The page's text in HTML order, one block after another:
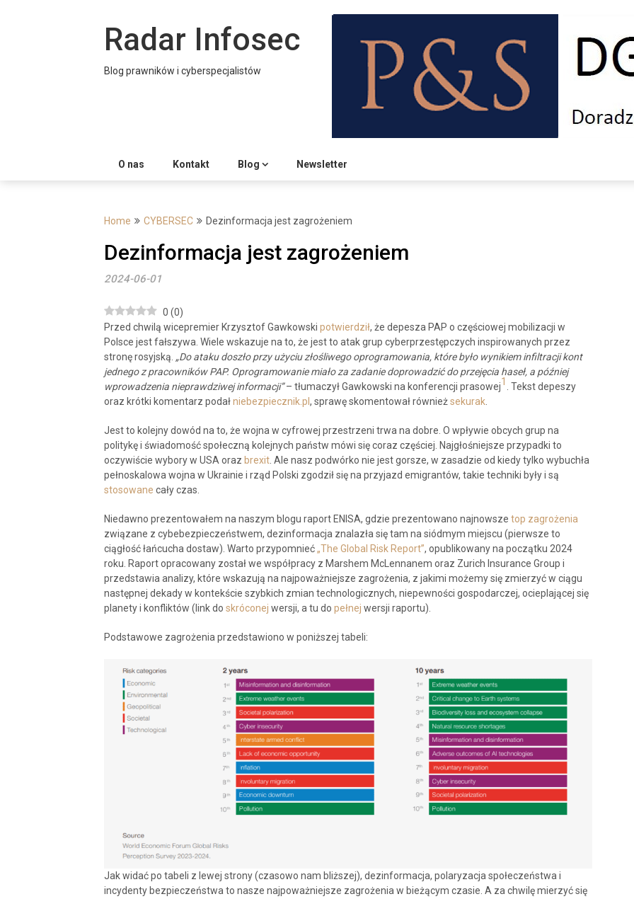
Radar Infosec
Blog prawników i cyberspecjalistów
O nas Kontakt Blog Newsletter
Home CYBERSEC Dezinformacja jest zagrożeniem
Dezinformacja jest zagrożeniem
2024-06-01
0 (0)
Przed chwilą wicepremier Krzysztof Gawkowski potwierdził, że depesza PAP o częściowej mobilizacji w
Polsce jest fałszywa. Wiele wskazuje na to, że jest to atak grup cyberprzestępczych inspirowanych przez
stronę rosyjską. „Do ataku doszło przy użyciu złośliwego oprogramowania, które było wynikiem infiltracji kont
jednego z pracowników PAP. Oprogramowanie miało za zadanie doprowadzić do przejęcia haseł, a później
wprowadzenia nieprawdziwej informacji”– tłumaczył Gawkowski na konferencji prasowej1
. Tekst depeszy
oraz krótki komentarz podałniebezpiecznik.pl , sprawę skomentował równieżsekurak
Jest to kolejny dowód na to, że wojna w cyfrowej przestrzeni trwa na dobre. O wpływie obcych grup na
politykę i świadomość społeczną kolejnych państw mówi się coraz częściej. Najgłośniejsze przypadki to
oczywiście wybory w USA oraz brexit . Ale nasz podwórko nie jest gorsze, w zasadzie od kiedy tylko wybuchła
pełnoskalowa wojna w Ukrainie i rząd Polski zgodził się na przyjazd emigrantów, takie techniki były i są
stosowane cały czas.
Niedawno prezentowałem na naszym blogu raport ENISA, gdzie prezentowano najnowsze top zagrożenia
związane z cybebezpieczeństwem, dezinformacja znalazła się tam na siódmym miejscu (pierwsze to
ciągłość łańcucha dostaw). Warto przypomnieć„The Global Risk Report”, opublikowany na początku 2024
roku. Raport opracowany został we współpracy z Marshem McLennanem oraz Zurich Insurance Group i
przedstawia analizy, które wskazują na najpoważniejsze zagrożenia, z jakimi możemy się zmierzyć w ciągu
następnej dekady w kontekście szybkich zmian technologicznych, niepewności gospodarczej, ocieplającej się
planety i konfliktów (link do skróconej wersji, a tu do pełnej wersji raportu).
Podstawowe zagrożenia przedstawiono w poniższej tabeli:
Jak widać po tabeli z lewej strony (czasowo nam bliższej), dezinformacja, polaryzacja społeczeństwa i
incydenty bezpieczeństwa to nasze najpoważniejsze zagrożenia w bieżącym czasie. A za chwilę mierzyć się